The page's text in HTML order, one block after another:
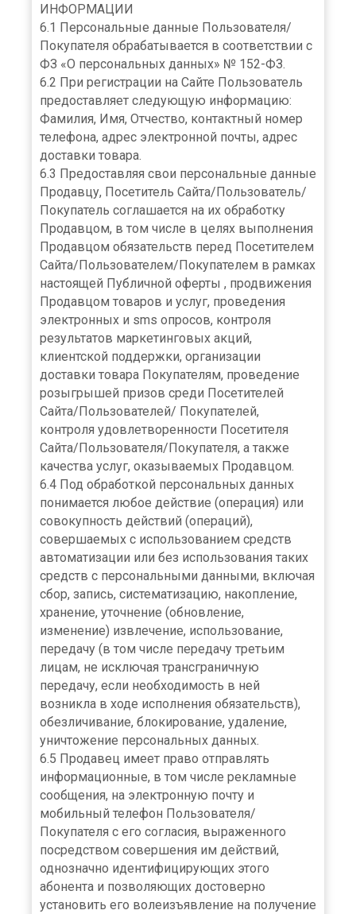
ИНФОРМАЦИИ
6.1 Персональные данные Пользователя/
Покупателя обрабатывается в соответствии с
ФЗ «О персональных данных» № 152-ФЗ.
6.2 При регистрации на Сайте Пользователь
предоставляет следующую информацию:
Фамилия, Имя, Отчество, контактный номер
телефона, адрес электронной почты, адрес
доставки товара.
6.3 Предоставляя свои персональные данные
Продавцу, Посетитель Сайта/Пользователь/
Покупатель соглашается на их обработку
Продавцом, в том числе в целях выполнения
Продавцом обязательств перед Посетителем
Сайта/Пользователем/Покупателем в рамках
настоящей Публичной оферты , продвижения
Продавцом товаров и услуг, проведения
электронных и sms опросов, контроля
результатов маркетинговых акций,
клиентской поддержки, организации
доставки товара Покупателям, проведение
розыгрышей призов среди Посетителей
Сайта/Пользователей/ Покупателей,
контроля удовлетворенности Посетителя
Сайта/Пользователя/Покупателя, а также
качества услуг, оказываемых Продавцом.
6.4 Под обработкой персональных данных
понимается любое действие (операция) или
совокупность действий (операций),
совершаемых с использованием средств
автоматизации или без использования таких
средств с персональными данными, включая
сбор, запись, систематизацию, накопление,
хранение, уточнение (обновление,
изменение) извлечение, использование,
передачу (в том числе передачу третьим
лицам, не исключая трансграничную
передачу, если необходимость в ней
возникла в ходе исполнения обязательств),
обезличивание, блокирование, удаление,
уничтожение персональных данных.
6.5 Продавец имеет право отправлять
информационные, в том числе рекламные
сообщения, на электронную почту и
мобильный телефон Пользователя/
Покупателя с его согласия, выраженного
посредством совершения им действий,
однозначно идентифицирующих этого
абонента и позволяющих достоверно
установить его волеизъявление на получение